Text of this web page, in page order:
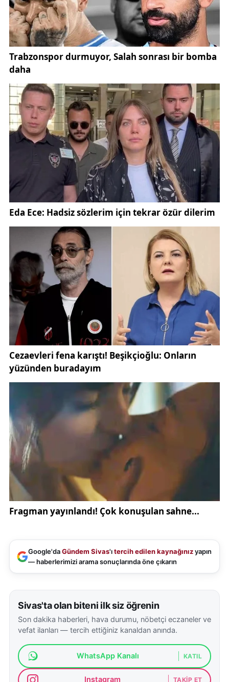
eşliğinde söylenen deyişlere vurgu yaptığını ifade
etti: *“İbadet dili derken cemlerde bağlama eşliğinde
söylenen deyişlerin Türkçe olmasından söz ettim.
Bu benim kişisel görüşüm değil, halkın tercihi.
Sözlerim çarpıtılıyor. Bu ülkenin en büyük hastalığı
Erzincan’ın bu açıklaması, tartışmaların daha da
büyümesini engellemeyi amaçlasa da farklı görüşler
kamuoyunda dile getirilmeye devam etti.
Alevi toplumunun sevilen sanatçılarındanSabahat
, sosyal medya hesabından yaptığı
paylaşımda Erdal Erzincan’a destek verdi. Akkiraz,
tartışmaların siyasete çekildiğini savunarak şu
ifadeleri kullandı: *“Erdal Erzincan doğruyu söylüyor.
Kimsenin Alevilik umurunda değil, herkes siyaset
peşinde. Erdal da o deryadır.”*
Akkiraz’ın bu sözleri, Alevi toplumundaki farklı
yaklaşımları gözler önüne sererken, tartışmayı bir
kez daha gündemin merkezine taşıdı.
Alevilikte ibadetlerin dili konusu, tarih boyunca farklı
görüşlerin dile getirildiği bir alan olmuştur. Kimi
araştırmacılar,Türkçe deyişlerin cemlerde ağırlıkta
olduğunubelirtirken; bazı kesimlerZazaca, Kürtçe
ve diğer dillerin de ibadetlerde kullanıldığını
Kültürel çeşitliliğiyle bilinen Alevilik geleneği, farklı
bölgelerde farklı dillerde sürdürülmüş olup, bu
durum Türkiye’nin çok dilli ve çok kültürlü
yapısını
Erzincan’ın açıklaması sonrası sosyal medyada çok
sayıda kullanıcı fikirlerini dile getirdi. Kimileri
sanatçının sözlerini desteklerken, kimileri ise “tek
bağlamında yoğun bir şekilde devam ediyor.
Kaynak:SonDakika
Google'daGündem Sivas'ıtercih edilen kaynağınızyapın
— haberlerimizi arama sonuçlarında öne çıkarın
Sivas'ta olan biteni ilk siz öğrenin
Son dakika haberleri, hava durumu, nöbetçi eczaneler ve
vefat ilanları — tercih ettiğiniz kanaldan anında.
WhatsApp Kanalı KATIL
Instagram TAKIP ET